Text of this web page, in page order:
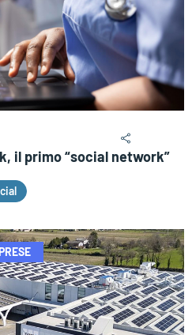
il primo “social network”